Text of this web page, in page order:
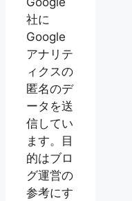
社に
Google
アナリテ
ィクスの
匿名のデ
ータを送
信してい
ます。目
的はブロ
グ運営の
参考にす